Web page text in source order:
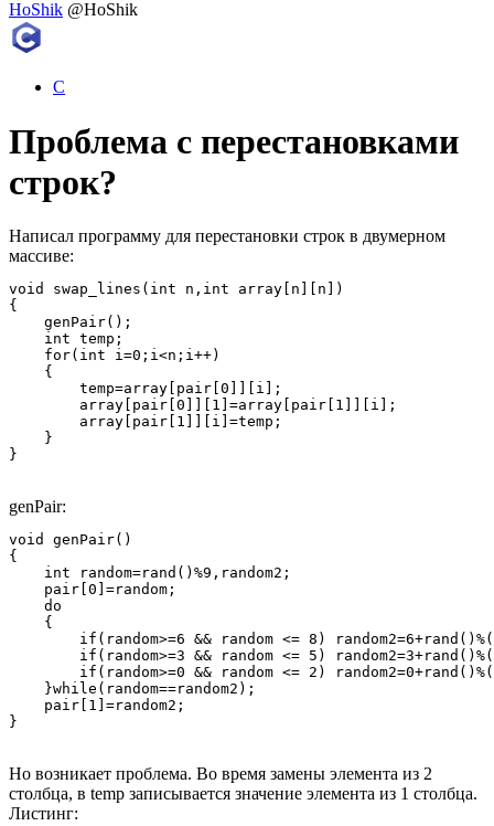
HoShik @HoShik
C
Проблема с перестановками
строк?
Написал программу для перестановки строк в двумерном
массиве:
void swap_lines(int n,int array[n][n])
{
    genPair();
    int temp;
    for(int i=0;i<n;i++)
    {
        temp=array[pair[0]][i];
        array[pair[0]][1]=array[pair[1]][i];
        array[pair[1]][i]=temp;
    }
}
genPair:
void genPair()
{
    int random=rand()%9,random2;
    pair[0]=random;
    do
    {
if(random>=6 && random <= 8)
if(random>=3 && random <= 5)
if(random>=0 && random <= 2)
    }while(random==random2);
    pair[1]=random2;
}
Но возникает проблема. Во время замены элемента из 2
столбца, в temp записывается значение элемента из 1 столбца.
Листинг: